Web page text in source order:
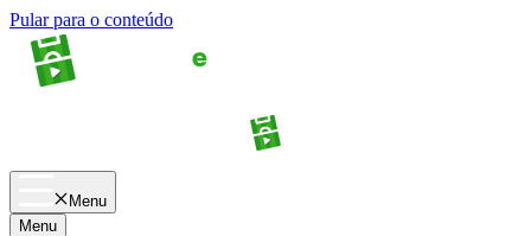
Pular para o conteúdo
Menu
Menu